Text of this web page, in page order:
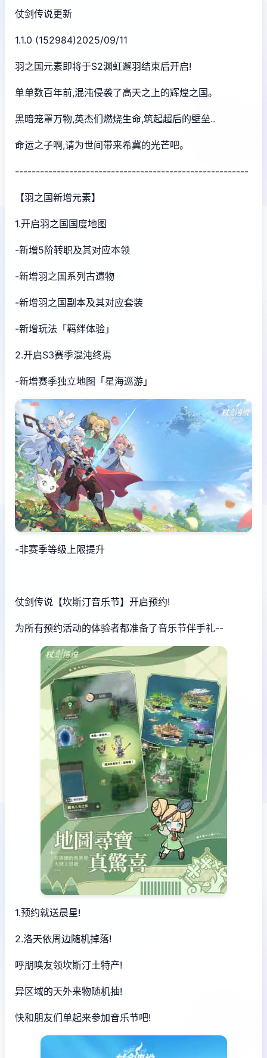
仗剑传说更新
1.1.0 (152984)2025/09/11
羽之国元素即将于S2渊虹邂羽结束后开启!
单单数百年前,混沌侵袭了高天之上的辉煌之国。
黑暗笼罩万物,英杰们燃烧生命,筑起超后的壁垒..
命运之子啊,请为世间带来希冀的光芒吧。
--------------------------------------------------------
【羽之国新增元素】
1.开启羽之国国度地图
-新增5阶转职及其对应本领
-新增羽之国系列古遗物
-新增羽之国副本及其对应套装
-新增玩法「羁绊体验」
2.开启S3赛季混沌终焉
-新增赛季独立地图「星海巡游」
-非赛季等级上限提升
仗剑传说【坎斯汀音乐节】开启预约!
为所有预约活动的体验者都准备了音乐节伴手礼--
1.预约就送晨星!
2.洛天依周边随机掉落!
呼朋唤友领坎斯汀土特产!
异区域的天外来物随机抽!
快和朋友们单起来参加音乐节吧!